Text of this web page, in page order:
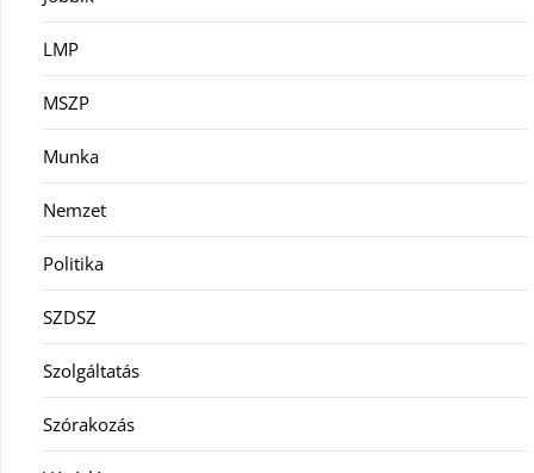
LMP
MSZP
Munka
Nemzet
Politika
SZDSZ
Szolgáltatás
Szórakozás